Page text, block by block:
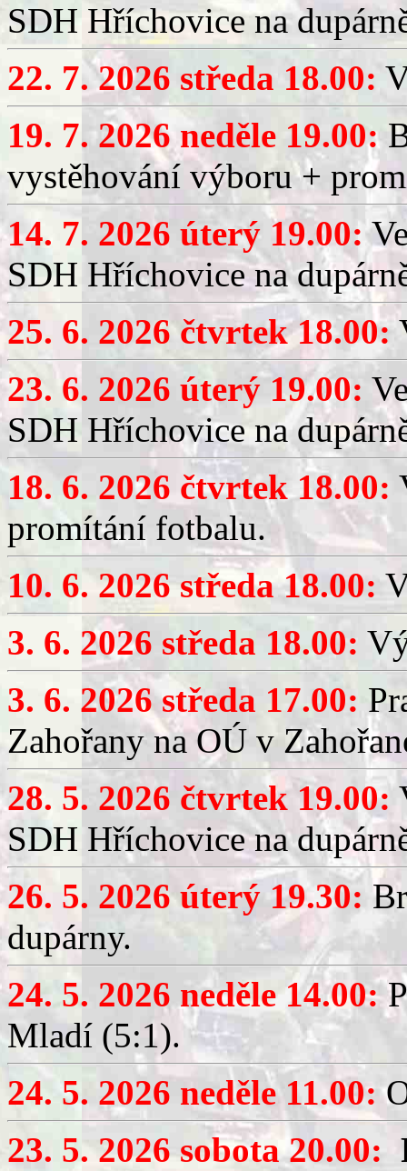
SDH Hříchovice na
22. 7. 2026 středa 18.00:
19. 7. 2026 neděle 19.00:
vystěhování výboru +
14. 7. 2026 úterý 19.00:
SDH Hříchovice na
25. 6. 2026 čtvrtek 18.00:
23. 6. 2026 úterý 19.00:
SDH Hříchovice na
18. 6. 2026 čtvrtek 18.00:
promítání fotbalu.
10. 6. 2026 středa 18.00:
3. 6. 2026 středa 18.00:
3. 6. 2026 středa 17.00:
Zahořany na OÚ v
28. 5. 2026 čtvrtek 19.00:
SDH Hříchovice na
26. 5. 2026 úterý 19.30:
dupárny.
24. 5. 2026 neděle 14.00:
Mladí (5:1).
24. 5. 2026 neděle 11.00:
23. 5. 2026 sobota 20.00: